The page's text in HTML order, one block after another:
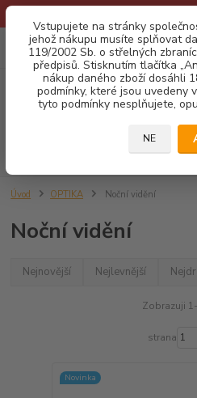
Vstupujete na stránky
jehož nákupu musíte splňovat
119/2002 Sb. o střelných
předpisů. Stisknutím tlačítka
nákup daného zboží dosáhli
podmínky, které jsou uvedeny
tyto podmínky nesplňujete,
NE
CZK
Úvod OPTIKA Noční vidění
Noční vidění
Nejnovější Nejlevnější
Zobrazuji
strana
Novinka